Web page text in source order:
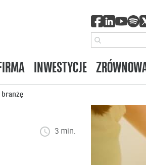
INWESTYCJE
branżę
3 min.